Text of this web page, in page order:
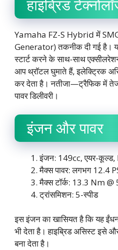
हाइब्रिड
Yamaha FZ-S Hybrid में
Generator) तकनीक दी गई है।
स्टार्ट करने के साथ-साथ
आप थ्रॉटल घुमाते हैं, इलेक्ट्रिक
कर देता है। नतीजा—ट्रैफिक में तेज
पावर डिलीवरी।
इंजन और पावर
इंजन: 149cc, एयर-
मैक्स पावर: लगभग 12.4
मैक्स टॉर्क: 13.3 Nm
ट्रांसमिशन: 5-स्पीड
इस इंजन का खासियत है कि यह
भी देता है। हाइब्रिड असिस्ट
बना देता है।